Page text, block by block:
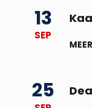
13
SEP
MEER
25